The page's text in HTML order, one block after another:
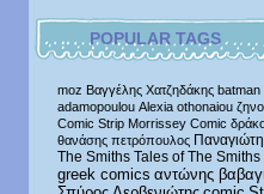
POPULAR TAGS
moz Βαγγέλης Χατζηδάκης batman
adamopoulou Alexia othonaiou
Comic Strip Morrissey Comic
θανάσης πετρόπουλος
The Smiths Tales of The Smiths
greek comics αντώνης